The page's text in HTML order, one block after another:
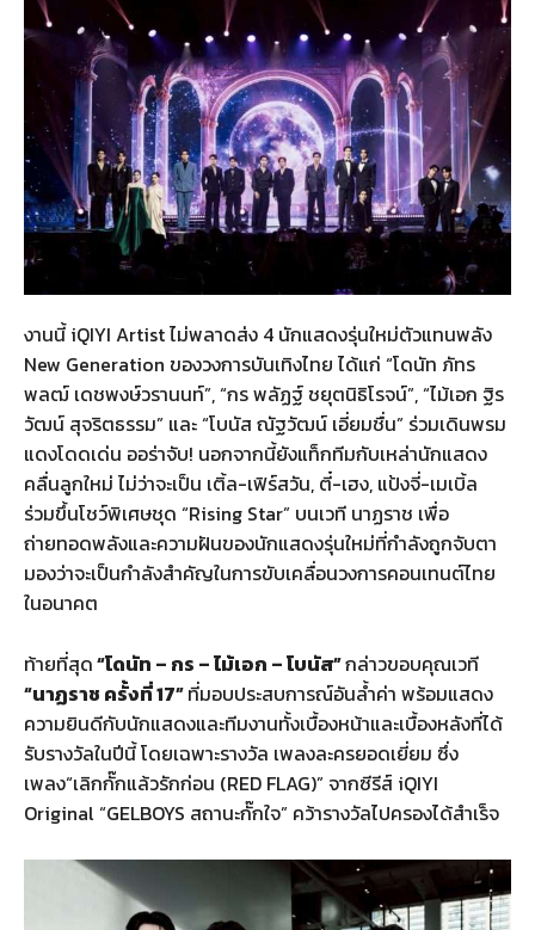
งานนี้ iQIYI Artist ไม่พลาดส่ง 4 นักแสดงรุ่นใหม่ตัวแทนพลัง
New Generation ของวงการบันเทิงไทย ได้แก่ “โดนัท ภัทร
พลฒ์ เดชพงษ์วรานนท์”, “กร พลัฏฐ์ ชยุตนิธิโรจน์”, “ไม้เอก ฐิร
วัฒน์ สุจริตธรรม” และ “โบนัส ณัฐวัฒน์ เอี่ยมชื่น” ร่วมเดินพรม
แดงโดดเด่น ออร่าจับ! นอกจากนี้ยังแท็กทีมกับเหล่านักแสดง
คลื่นลูกใหม่ ไม่ว่าจะเป็น เติ้ล-เฟิร์สวัน, ตี๋-เฮง, แป้งจี่-เมเบิ้ล
ร่วมขึ้นโชว์พิเศษชุด “Rising Star” บนเวที นาฏราช เพื่อ
ถ่ายทอดพลังและความฝันของนักแสดงรุ่นใหม่ที่กำลังถูกจับตา
มองว่าจะเป็นกำลังสำคัญในการขับเคลื่อนวงการคอนเทนต์ไทย
ในอนาคต
ท้ายที่สุด“โดนัท – กร – ไม้เอก – โบนัส”กล่าวขอบคุณเวที
“นาฏราช ครั้งที่ 17”ที่มอบประสบการณ์อันล้ำค่า พร้อมแสดง
ความยินดีกับนักแสดงและทีมงานทั้งเบื้องหน้าและเบื้องหลังที่ได้
รับรางวัลในปีนี้ โดยเฉพาะรางวัล เพลงละครยอดเยี่ยม ซึ่ง
เพลง“เลิกกั๊กแล้วรักก่อน (RED FLAG)” จากซีรีส์ iQIYI
Original “GELBOYS สถานะกั๊กใจ” คว้ารางวัลไปครองได้สำเร็จ